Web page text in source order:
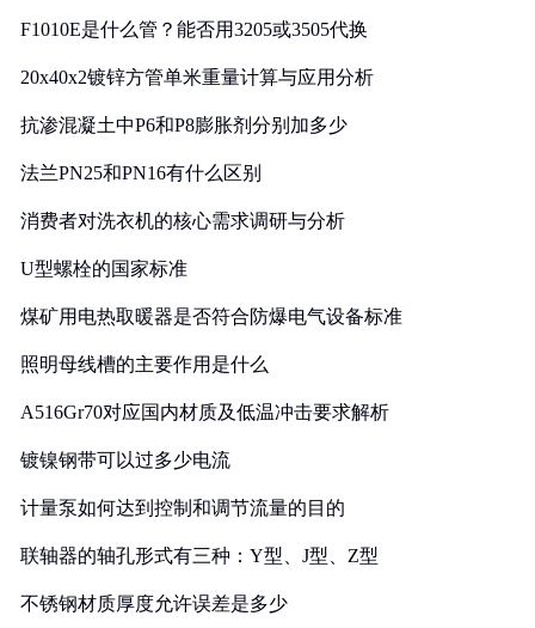
F1010E是什么管？能否用3205或3505代换
20x40x2镀锌方管单米重量计算与应用分析
抗渗混凝土中P6和P8膨胀剂分别加多少
法兰PN25和PN16有什么区别
消费者对洗衣机的核心需求调研与分析
U型螺栓的国家标准
煤矿用电热取暖器是否符合防爆电气设备标准
照明母线槽的主要作用是什么
A516Gr70对应国内材质及低温冲击要求解析
镀镍钢带可以过多少电流
计量泵如何达到控制和调节流量的目的
联轴器的轴孔形式有三种：Y型、J型、Z型
不锈钢材质厚度允许误差是多少